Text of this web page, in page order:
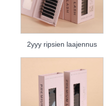
2yyy ripsien laajennus